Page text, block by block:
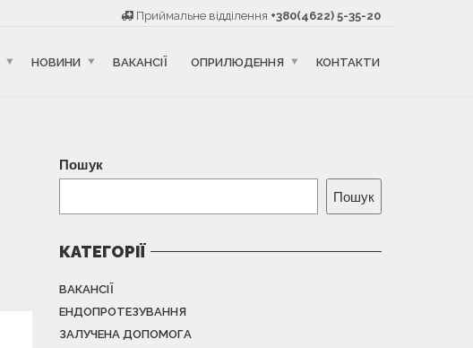
Приймальне відділення +380(4622) 5-35-20
НОВИНИ ВАКАНСІЇ ОПРИЛЮДЕННЯ КОНТАКТИ
Пошук
Пошук
КАТЕГОРІЇ
ВАКАНСІЇ
ЕНДОПРОТЕЗУВАННЯ
ЗАЛУЧЕНА ДОПОМОГА